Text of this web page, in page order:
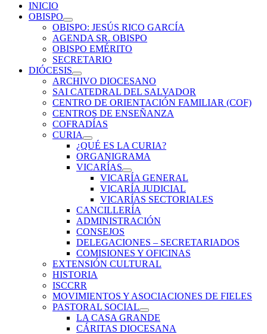
INICIO
OBISPO
OBISPO: JESÚS RICO GARCÍA
AGENDA SR. OBISPO
OBISPO EMÉRITO
SECRETARIO
DIÓCESIS
ARCHIVO DIOCESANO
SAI CATEDRAL DEL SALVADOR
CENTRO DE ORIENTACIÓN FAMILIAR (COF)
CENTROS DE ENSEÑANZA
COFRADÍAS
CURIA
¿QUÉ ES LA CURIA?
ORGANIGRAMA
VICARÍAS
VICARÍA GENERAL
VICARÍA JUDICIAL
VICARÍAS SECTORIALES
CANCILLERÍA
ADMINISTRACIÓN
CONSEJOS
DELEGACIONES – SECRETARIADOS
COMISIONES Y OFICINAS
EXTENSIÓN CULTURAL
HISTORIA
ISCCRR
MOVIMIENTOS Y ASOCIACIONES DE FIELES
PASTORAL SOCIAL
LA CASA GRANDE
CÁRITAS DIOCESANA